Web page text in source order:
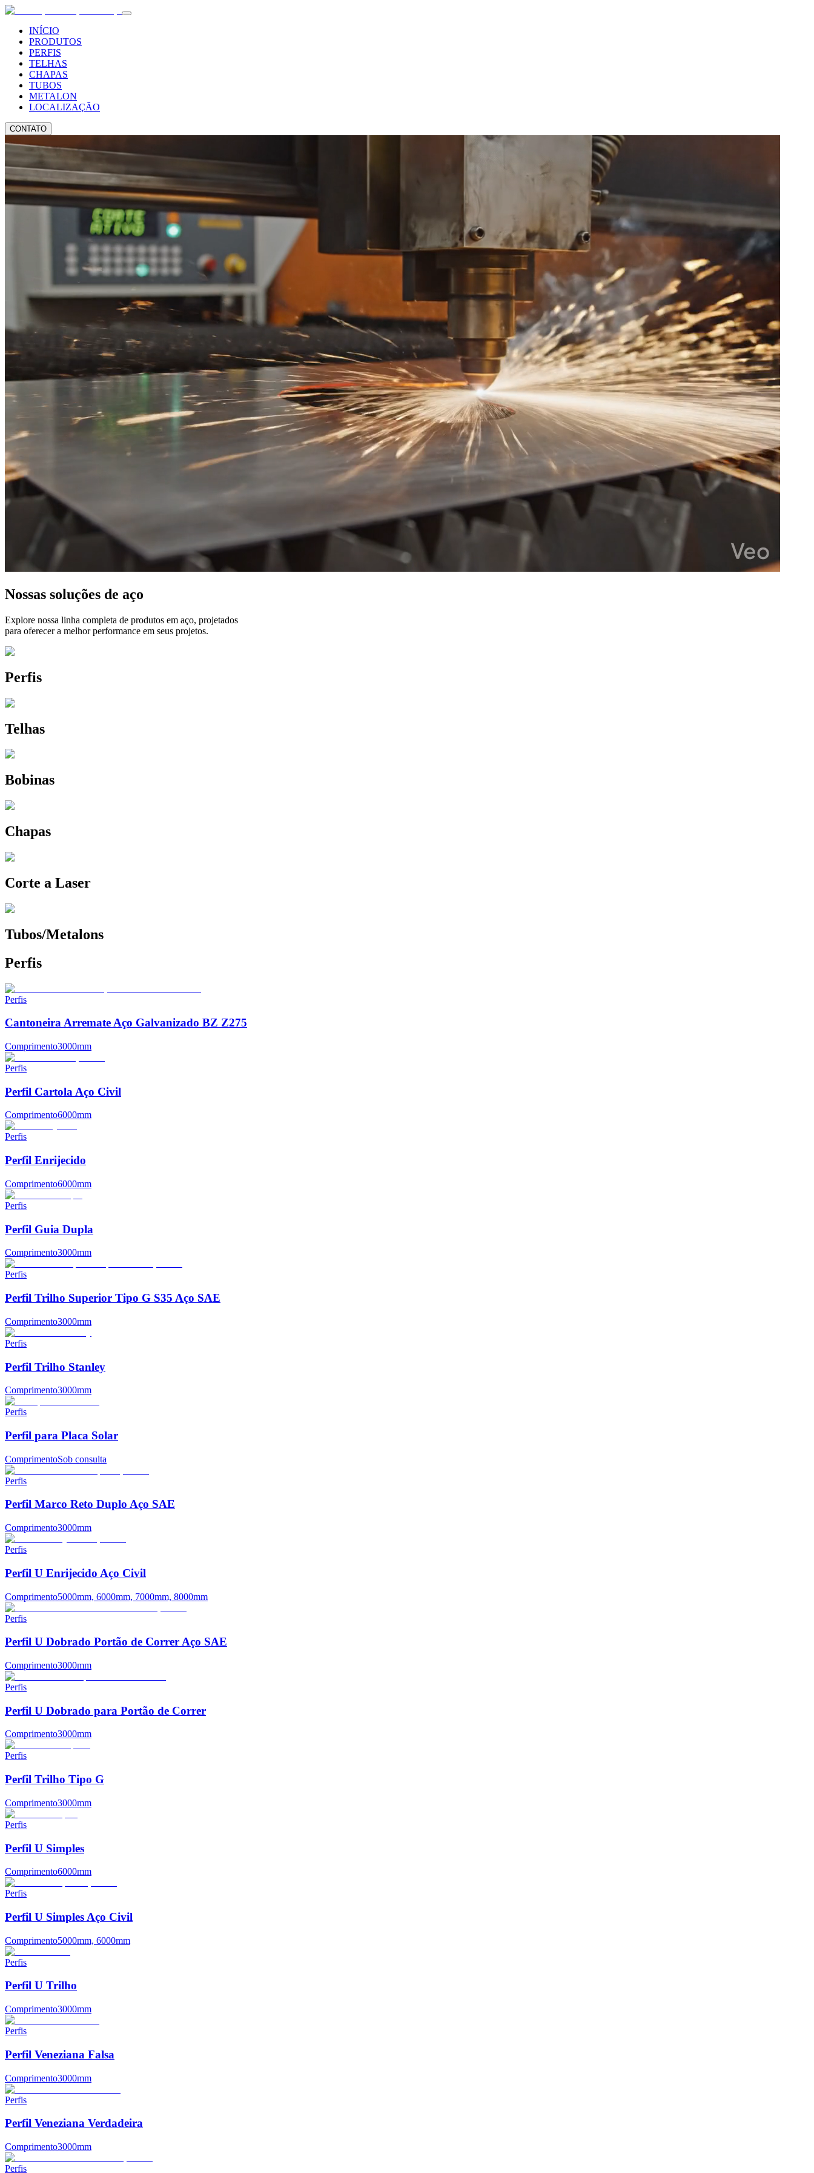
INÍCIO
PRODUTOS
PERFIS
TELHAS
CHAPAS
TUBOS
METALON
LOCALIZAÇÃO
CONTATO
Nossas soluções de aço
Explore nossa linha completa de produtos em aço, projetados
para oferecer a melhor performance em seus projetos.
Perfis
Telhas
Bobinas
Chapas
Corte a Laser
Tubos/Metalons
Perfis
Perfis
Cantoneira Arremate Aço Galvanizado BZ Z275
Comprimento3000mm
Perfis
Perfil Cartola Aço Civil
Comprimento6000mm
Perfis
Perfil Enrijecido
Comprimento6000mm
Perfis
Perfil Guia Dupla
Comprimento3000mm
Perfis
Perfil Trilho Superior Tipo G S35 Aço SAE
Comprimento3000mm
Perfis
Perfil Trilho Stanley
Comprimento3000mm
Perfis
Perfil para Placa Solar
ComprimentoSob consulta
Perfis
Perfil Marco Reto Duplo Aço SAE
Comprimento3000mm
Perfis
Perfil U Enrijecido Aço Civil
Comprimento5000mm, 6000mm, 7000mm, 8000mm
Perfis
Perfil U Dobrado Portão de Correr Aço SAE
Comprimento3000mm
Perfis
Perfil U Dobrado para Portão de Correr
Comprimento3000mm
Perfis
Perfil Trilho Tipo G
Comprimento3000mm
Perfis
Perfil U Simples
Comprimento6000mm
Perfis
Perfil U Simples Aço Civil
Comprimento5000mm, 6000mm
Perfis
Perfil U Trilho
Comprimento3000mm
Perfis
Perfil Veneziana Falsa
Comprimento3000mm
Perfis
Perfil Veneziana Verdadeira
Comprimento3000mm
Perfis